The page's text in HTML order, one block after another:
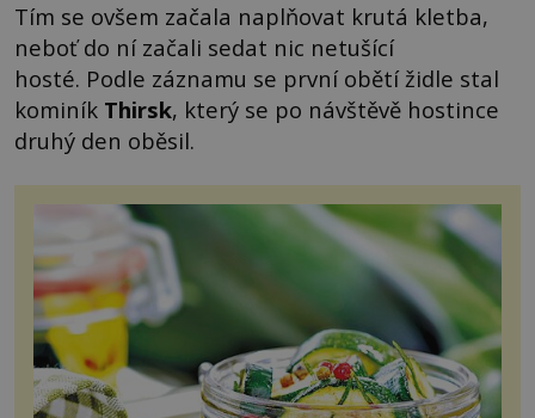
Tím se ovšem začala naplňovat krutá kletba,
neboť do ní začali sedat nic netušící
hosté. Podle záznamu se první obětí židle stal
kominík Thirsk, který se po návštěvě hostince
druhý den oběsil.